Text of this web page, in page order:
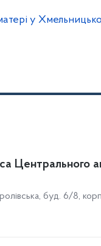
у
Центрального
буд. 6/8,